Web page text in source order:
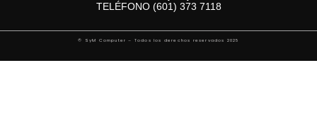
TELÉFONO (601) 373 7118
© SyM Computer – Todos los derechos reservados 2025